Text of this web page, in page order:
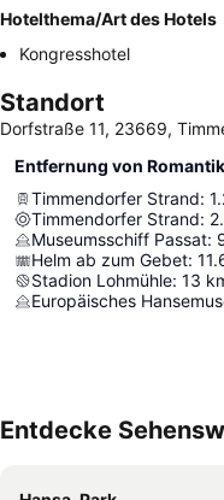
Hotelthema/Art des Hotels
Kongresshotel
Standort
Dorfstraße 11, 23669,
Entfernung von
Timmendorfer Strand:
Timmendorfer Strand:
Museumsschiff Passat:
Helm ab zum Gebet:
Stadion Lohmühle: 13
Europäisches
Entdecke